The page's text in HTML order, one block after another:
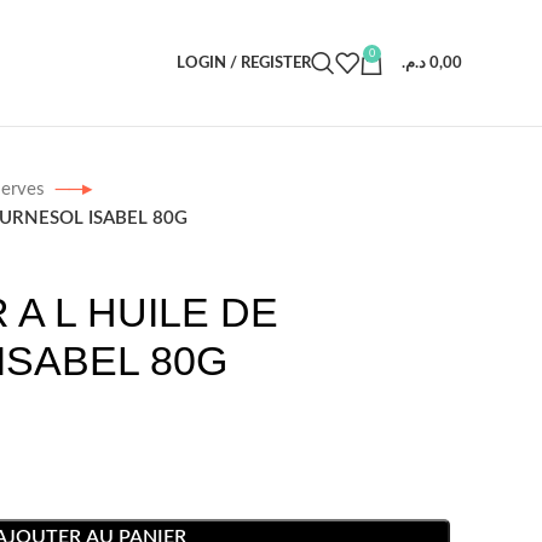
LOGIN / REGISTER
0
0,00 د.م.
ISABEL 80G
A L HUILE DE
80G
AU PANIER